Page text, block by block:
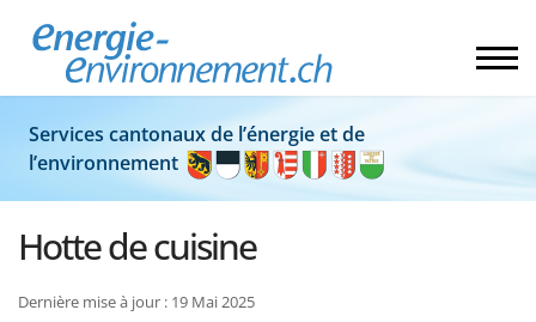
Services cantonaux de l’énergie et de
l’environnement
Hotte de cuisine
Dernière mise à jour : 19 Mai 2025